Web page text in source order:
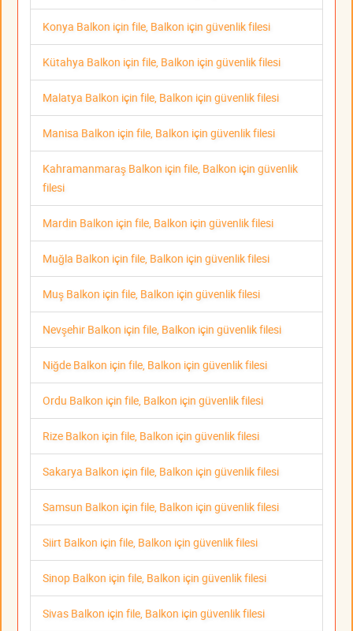
Konya Balkon için file, Balkon için güvenlik filesi
Kütahya Balkon için file, Balkon için güvenlik filesi
Malatya Balkon için file, Balkon için güvenlik filesi
Manisa Balkon için file, Balkon için güvenlik filesi
Kahramanmaraş Balkon için file, Balkon için güvenlik
filesi
Mardin Balkon için file, Balkon için güvenlik filesi
Muğla Balkon için file, Balkon için güvenlik filesi
Muş Balkon için file, Balkon için güvenlik filesi
Nevşehir Balkon için file, Balkon için güvenlik filesi
Niğde Balkon için file, Balkon için güvenlik filesi
Ordu Balkon için file, Balkon için güvenlik filesi
Rize Balkon için file, Balkon için güvenlik filesi
Sakarya Balkon için file, Balkon için güvenlik filesi
Samsun Balkon için file, Balkon için güvenlik filesi
Siirt Balkon için file, Balkon için güvenlik filesi
Sinop Balkon için file, Balkon için güvenlik filesi
Sivas Balkon için file, Balkon için güvenlik filesi